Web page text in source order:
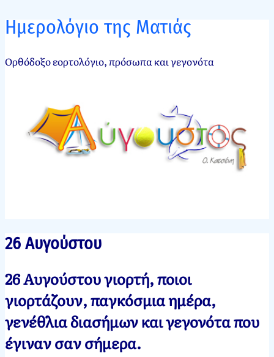
Ημερολόγιο της Ματιάς
Ορθόδοξο εορτολόγιο, πρόσωπα και γεγονότα
26 Αυγούστου
Νεκτάριος
Παπασπύρου
Αυγούστου,
201226
Αυγούστου,
2024
26 Αυγούστου γιορτή, ποιοι
γιορτάζουν, παγκόσμια ημέρα,
γενέθλια διασήμων και γεγονότα που
έγιναν σαν σήμερα.